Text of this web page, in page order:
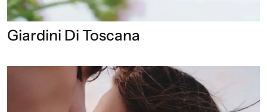
Giardini Di Toscana